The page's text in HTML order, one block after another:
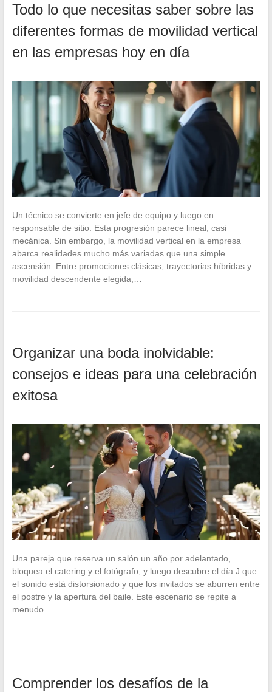
Todo lo que necesitas saber sobre las
diferentes formas de movilidad vertical
en las empresas hoy en día
Un técnico se convierte en jefe de equipo y luego en
responsable de sitio. Esta progresión parece lineal, casi
mecánica. Sin embargo, la movilidad vertical en la empresa
abarca realidades mucho más variadas que una simple
ascensión. Entre promociones clásicas, trayectorias híbridas y
movilidad descendente elegida,…
Organizar una boda inolvidable:
consejos e ideas para una celebración
exitosa
Una pareja que reserva un salón un año por adelantado,
bloquea el catering y el fotógrafo, y luego descubre el día J que
el sonido está distorsionado y que los invitados se aburren entre
el postre y la apertura del baile. Este escenario se repite a
menudo…
Comprender los desafíos de la